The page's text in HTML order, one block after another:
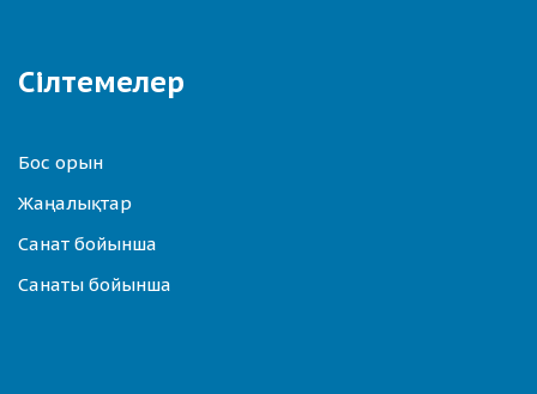
Сілтемелер
Бос орын
Жаңалықтар
Санат бойынша
Санаты бойынша